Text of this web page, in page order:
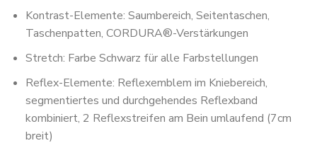
Kontrast-Elemente: Saumbereich, Seitentaschen,
Taschenpatten, CORDURA®-Verstärkungen
Stretch: Farbe Schwarz für alle Farbstellungen
Reflex-Elemente: Reflexemblem im Kniebereich,
segmentiertes und durchgehendes Reflexband
kombiniert, 2 Reflexstreifen am Bein umlaufend (7cm
breit)